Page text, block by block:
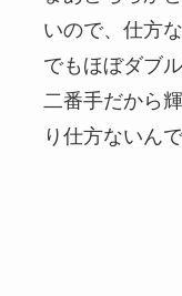
いので、仕方
でもほぼダブ
二番手だから
り仕方ないん